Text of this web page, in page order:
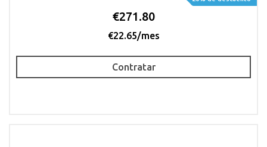
€271.80
€22.65/mes
Contratar